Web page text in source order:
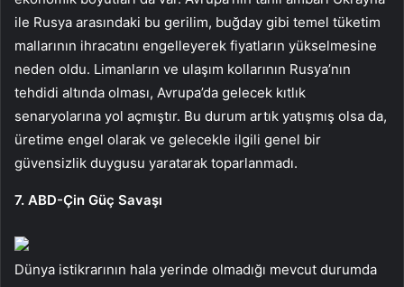
ile Rusya arasındaki bu gerilim, buğday gibi temel tüketim
mallarının ihracatını engelleyerek fiyatların yükselmesine
neden oldu. Limanların ve ulaşım kollarının Rusya’nın
tehdidi altında olması, Avrupa’da gelecek kıtlık
senaryolarına yol açmıştır. Bu durum artık yatışmış olsa da,
üretime engel olarak ve gelecekle ilgili genel bir
güvensizlik duygusu yaratarak toparlanmadı.
7. ABD-Çin Güç Savaşı
Dünya istikrarının hala yerinde olmadığı mevcut durumda